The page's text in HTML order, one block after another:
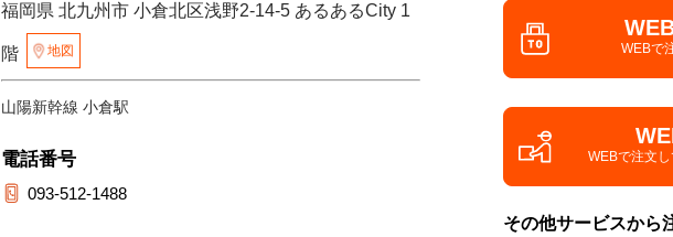
福岡県 北九州市 小倉北区浅野2-14-5 あるあるCity 1
階 地図
山陽新幹線 小倉駅
電話番号
093-512-1488
WEBで
WEBで注文し
その他サービスから